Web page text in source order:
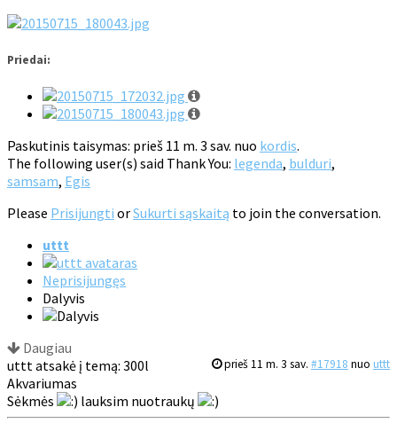
Priedai:
Paskutinis taisymas: prieš 11 m. 3 sav. nuo kordis.
The following user(s) said Thank You: legenda, bulduri,
samsam, Egis
Please Prisijungti orSukurti sąskaitą to join the conversation.
uttt
Neprisijungęs
Dalyvis
Daugiau
prieš 11 m. 3 sav. #17918 nuo uttt
uttt atsakė į temą: 300l
Akvariumas
Sėkmės
lauksim nuotraukų